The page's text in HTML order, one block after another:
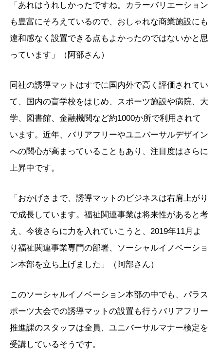
「あれはうれしかったですね。カラーバリエーション
も豊富にそろえているので、おしゃれな商業施設にも
違和感なく設置できる点もよかったのではないかと思
っています」（阿部さん）
同社の誘導マットはすでに国内外で高く評価されてい
て、国内の盲学校をはじめ、スポーツ施設や病院、大
学、図書館、金融機関など約1000か所で利用されて
います。近年、バリアフリーやユニバーサルデザイン
への関心が高まっていることもあり、注目度はさらに
上昇中です。
「おかげさまで、誘導マットのビジネスは右肩上がり
で成長しています。福祉関連事業は将来性があると考
え、今後さらに力を入れていこうと、2019年11月よ
り福祉関連事業専門の部署、ソーシャルイノベーショ
ン本部を立ち上げました」（阿部さん）
このソーシャルイノベーション本部の中でも、パラス
ポーツ大会での誘導マットの設置も行うバリアフリー
推進課のスタッフは全員、ユニバーサルマナー検定を
受講しているそうです。